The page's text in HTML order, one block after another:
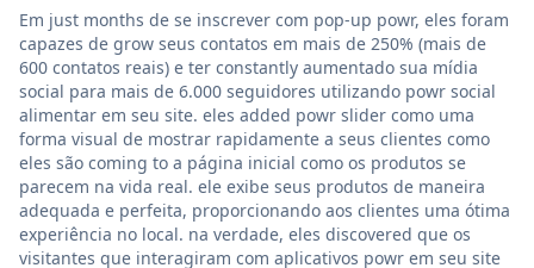
Em just months de se inscrever com pop-up powr, eles foram
capazes de grow seus contatos em mais de 250% (mais de
600 contatos reais) e ter constantly aumentado sua mídia
social para mais de 6.000 seguidores utilizando powr social
alimentar em seu site. eles added powr slider como uma
forma visual de mostrar rapidamente a seus clientes como
eles são coming to a página inicial como os produtos se
parecem na vida real. ele exibe seus produtos de maneira
adequada e perfeita, proporcionando aos clientes uma ótima
experiência no local. na verdade, eles discovered que os
visitantes que interagiram com aplicativos powr em seu site